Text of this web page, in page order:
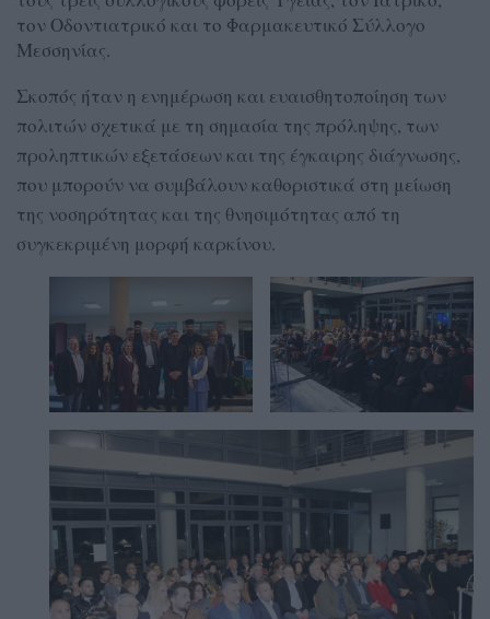
τον Οδοντιατρικό και το Φαρμακευτικό Σύλλογο
Μεσσηνίας.
Σκοπός ήταν η ενημέρωση και ευαισθητοποίηση των
πολιτών σχετικά με τη σημασία της πρόληψης, των
προληπτικών εξετάσεων και της έγκαιρης διάγνωσης,
που μπορούν να συμβάλουν καθοριστικά στη μείωση
της νοσηρότητας και της θνησιμότητας από τη
συγκεκριμένη μορφή καρκίνου.